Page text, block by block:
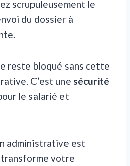
scrupuleusement le
du dossier à
reste bloqué sans cette
C’est une sécurité
le salarié et
administrative est
transforme votre